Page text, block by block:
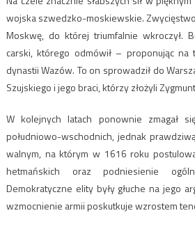
wojska szwedzko-moskiewskie.
Moskwę, do której triumfalnie wkroczył.
carski, którego odmówił – proponując na
dynastii Wazów. To on sprowadził do
Szujskiego i jego braci, którzy złożyli
W kolejnych latach ponownie zmagał
południowo-wschodnich, jednak
walnym, na którym w 1616 roku
hetmańskich oraz podniesienie
Demokratyczne elity były głuche na jego
wzmocnienie armii poskutkuje wzrostem